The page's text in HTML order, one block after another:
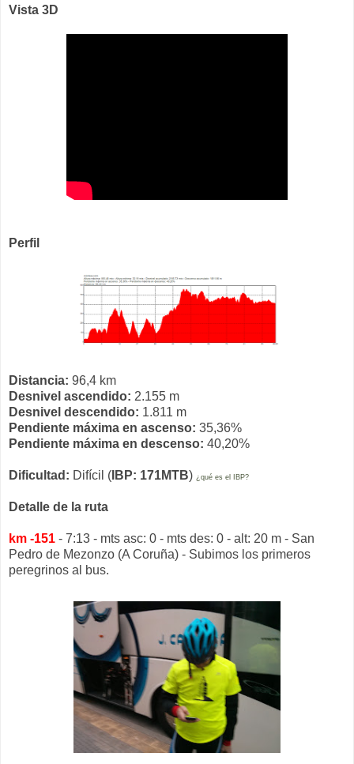
Vista 3D
Perfil
Distancia: 96,4 km
Desnivel ascendido: 2.155 m
Desnivel descendido: 1.811 m
Pendiente máxima en ascenso: 35,36%
Pendiente máxima en descenso: 40,20%
Dificultad: Difícil ( IBP: 171MTB) ¿qué es el IBP?
Detalle de la ruta
km -151 - 7:13 - mts asc: 0 - mts des: 0 - alt: 20 m - San
Pedro de Mezonzo (A Coruña) - Subimos los primeros
peregrinos al bus.